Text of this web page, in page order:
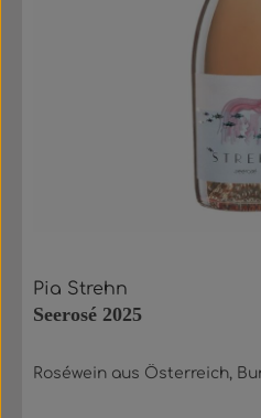
Pia Strehn
Seerosé 2025
Roséwein aus Österreich,